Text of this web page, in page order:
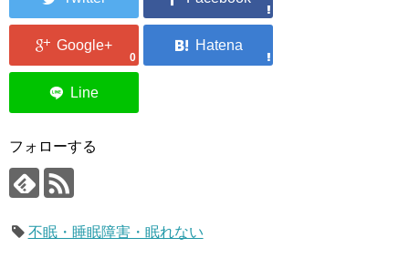
0
フォローする
不眠・睡眠障害・眠れない